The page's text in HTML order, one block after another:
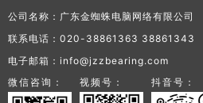
公司名称：广东金蜘蛛电脑网络有限公司
联系电话：020-38861363 38861343
电子邮箱：info@jzzbearing.com
微信咨询：
视频号： 抖音号：